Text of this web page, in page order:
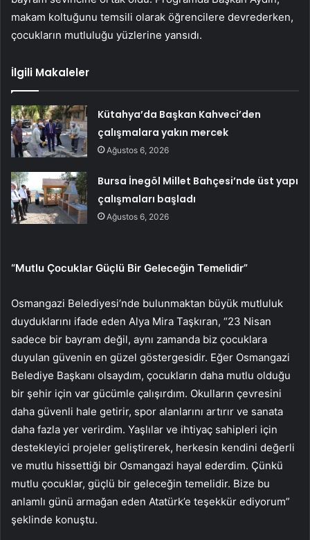
makam koltuğunu temsili olarak öğrencilere devrederken,
çocukların mutluluğu yüzlerine yansıdı.
İlgili Makaleler
Kütahya’da Başkan Kahveci’den
çalışmalara yakın mercek
Ağustos 6, 2026
Bursa İnegöl Millet Bahçesi’nde üst yapı
çalışmaları başladı
Ağustos 6, 2026
“Mutlu Çocuklar Güçlü Bir Geleceğin Temelidir”
Osmangazi Belediyesi’nde bulunmaktan büyük mutluluk
duyduklarını ifade eden Alya Mira Taşkıran, “23 Nisan
sadece bir bayram değil, aynı zamanda biz çocuklara
duyulan güvenin en güzel göstergesidir. Eğer Osmangazi
Belediye Başkanı olsaydım, çocukların daha mutlu olduğu
bir şehir için var gücümle çalışırdım. Okulların çevresini
daha güvenli hale getirir, spor alanlarını artırır ve sanata
daha fazla yer verirdim. Yaşlılar ve ihtiyaç sahipleri için
destekleyici projeler geliştirerek, herkesin kendini değerli
ve mutlu hissettiği bir Osmangazi hayal ederdim. Çünkü
mutlu çocuklar, güçlü bir geleceğin temelidir. Bize bu
anlamlı günü armağan eden Atatürk’e teşekkür ediyorum”
şeklinde konuştu.